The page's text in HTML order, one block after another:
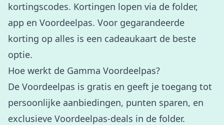
kortingscodes. Kortingen lopen via de folder,
app en Voordeelpas. Voor gegarandeerde
korting op alles is een cadeaukaart de beste
optie.
Hoe werkt de Gamma Voordeelpas?
De Voordeelpas is gratis en geeft je toegang tot
persoonlijke aanbiedingen, punten sparen, en
exclusieve Voordeelpas-deals in de folder.